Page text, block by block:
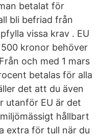
betalat för
bli befriad från
vissa krav . EU
kronor behöver
och med 1 mars
betalas för alla
det att du även
utanför EU är det
hållbart
extra för tull när du